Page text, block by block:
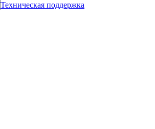
Техническая поддержка